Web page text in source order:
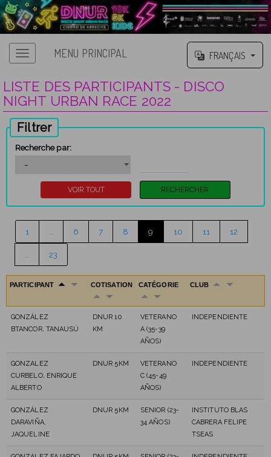
MENU PRINCIPAL FRANÇAIS
LISTE DES PARTICIPANTS - DISCO
NIGHT URBAN RACE 2022
Filtrer
Recherche par:
1 6 7 8 9 10 11 12
23
PARTICIPANT COTISATION CATÉGORIE CLUB
GONZÁLEZ
BTANCOR, TANAUSÚ
DNUR 10
KM
VETERANO
A (35-39
AÑOS)
INDEPENDIENTE
GONZALEZ
CURBELO, ENRIQUE
ALBERTO
DNUR 5KM
VETERANO
C (45-49
AÑOS)
INDEPENDIENTE
GONZÁLEZ
DARAVIÑA,
JAQUELINE
DNUR 5KM
SENIOR (23-
34 AÑOS)
INSTITUTO BLAS
CABRERA FELIPE
TSEAS